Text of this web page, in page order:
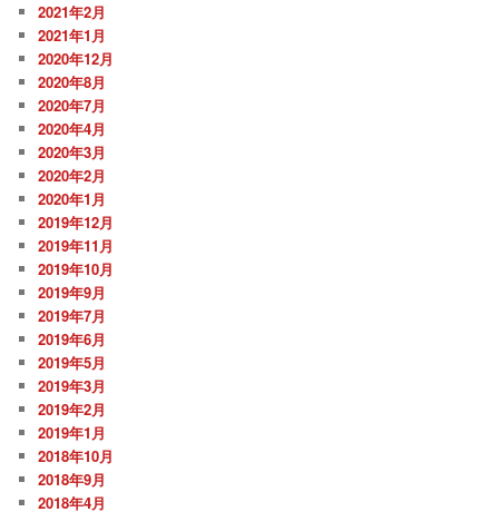
2021年2月
2021年1月
2020年12月
2020年8月
2020年7月
2020年4月
2020年3月
2020年2月
2020年1月
2019年12月
2019年11月
2019年10月
2019年9月
2019年7月
2019年6月
2019年5月
2019年3月
2019年2月
2019年1月
2018年10月
2018年9月
2018年4月